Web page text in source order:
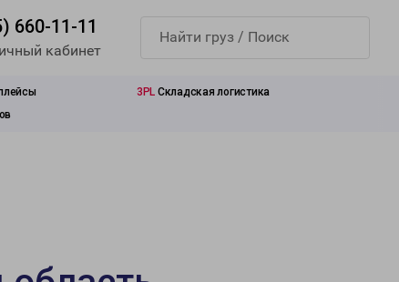
660-11-11
кабинет
3PL Складская логистика